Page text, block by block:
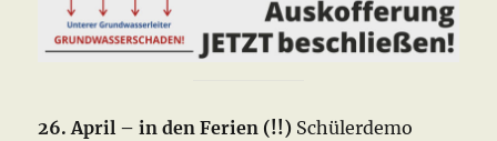
26. April – in den Ferien (!!) Schülerdemo